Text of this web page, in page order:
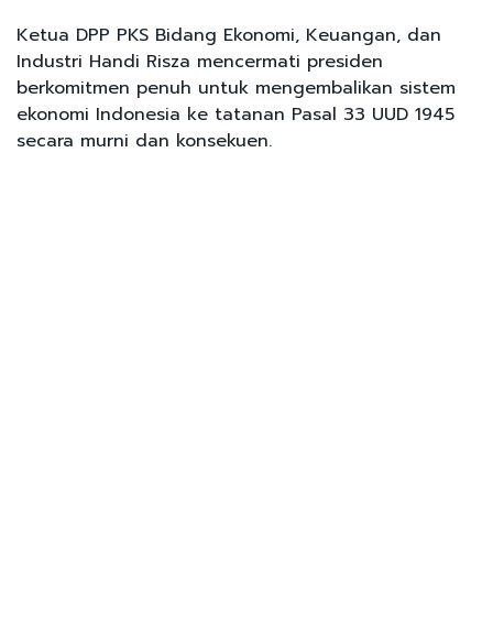
Ketua DPP PKS Bidang Ekonomi, Keuangan, dan
Industri Handi Risza mencermati presiden
berkomitmen penuh untuk mengembalikan sistem
ekonomi Indonesia ke tatanan Pasal 33 UUD 1945
secara murni dan konsekuen.